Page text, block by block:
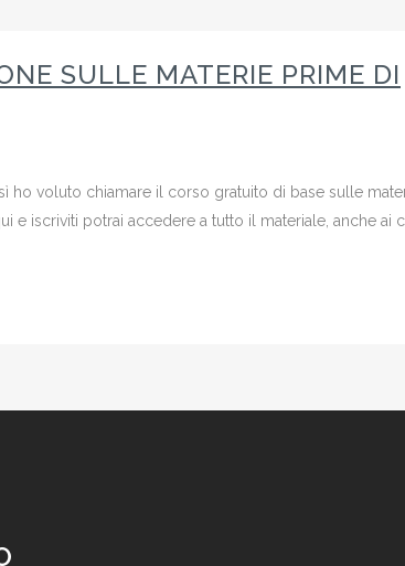
SULLE MATERIE PRIME DI
ho voluto chiamare il corso gratuito di base sulle
iscriviti potrai accedere a tutto il materiale, anche ai